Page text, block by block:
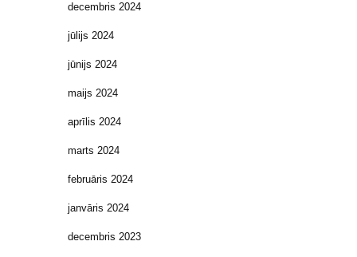
decembris 2024
jūlijs 2024
jūnijs 2024
maijs 2024
aprīlis 2024
marts 2024
februāris 2024
janvāris 2024
decembris 2023